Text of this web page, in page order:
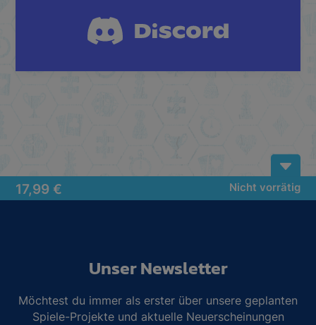
17,99 € Nicht vorrätig
B
Unser Newsletter
Möchtest du immer als erster über unsere geplanten
Spiele-Projekte und aktuelle Neuerscheinungen